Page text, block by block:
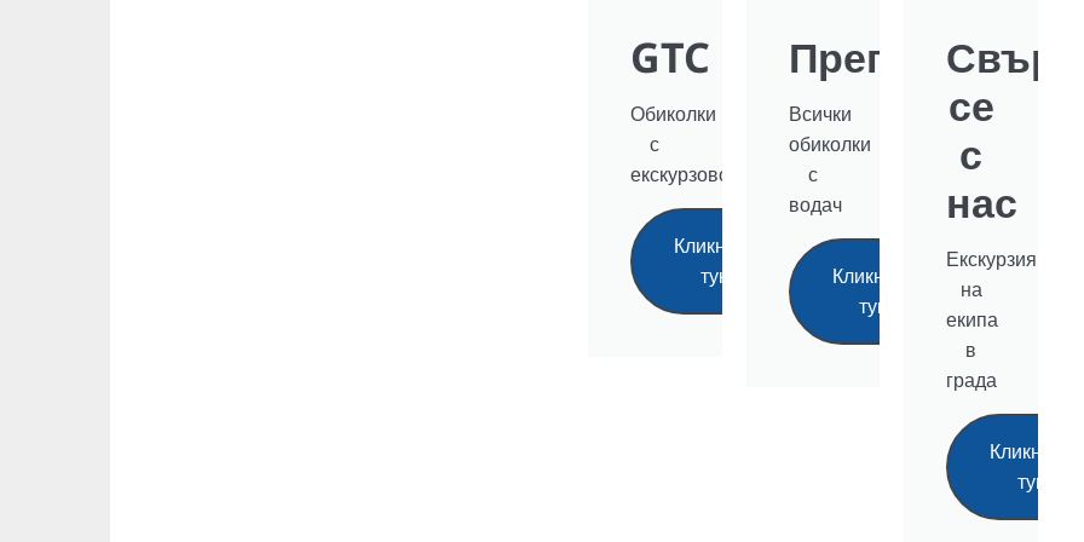
GTC
Обиколки
с
екскурзовод
Кликнете
тук
Преглед
Всички
обиколки
с
водач
Кликнете
тук
се
с
нас
Екскурзия
на
екипа
в
града
Кликнете
тук